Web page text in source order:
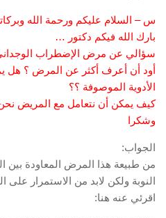
س – السلام عليكم ورحمة الله
بارك الله فيكم دكتور …
سؤالي عن مرض الإضطراب
أود أن أعرف أكثر عن المرض ؟ هل
الأدوية الموصوفة ؟؟
كيف يمكن أن نتعامل مع المريض
وشكرا
الجواب:
من طبيعة هذا المرض المعاودة بين
النوبة ولكن لابد من الاستمرار على
اقرئي عنه هنا: